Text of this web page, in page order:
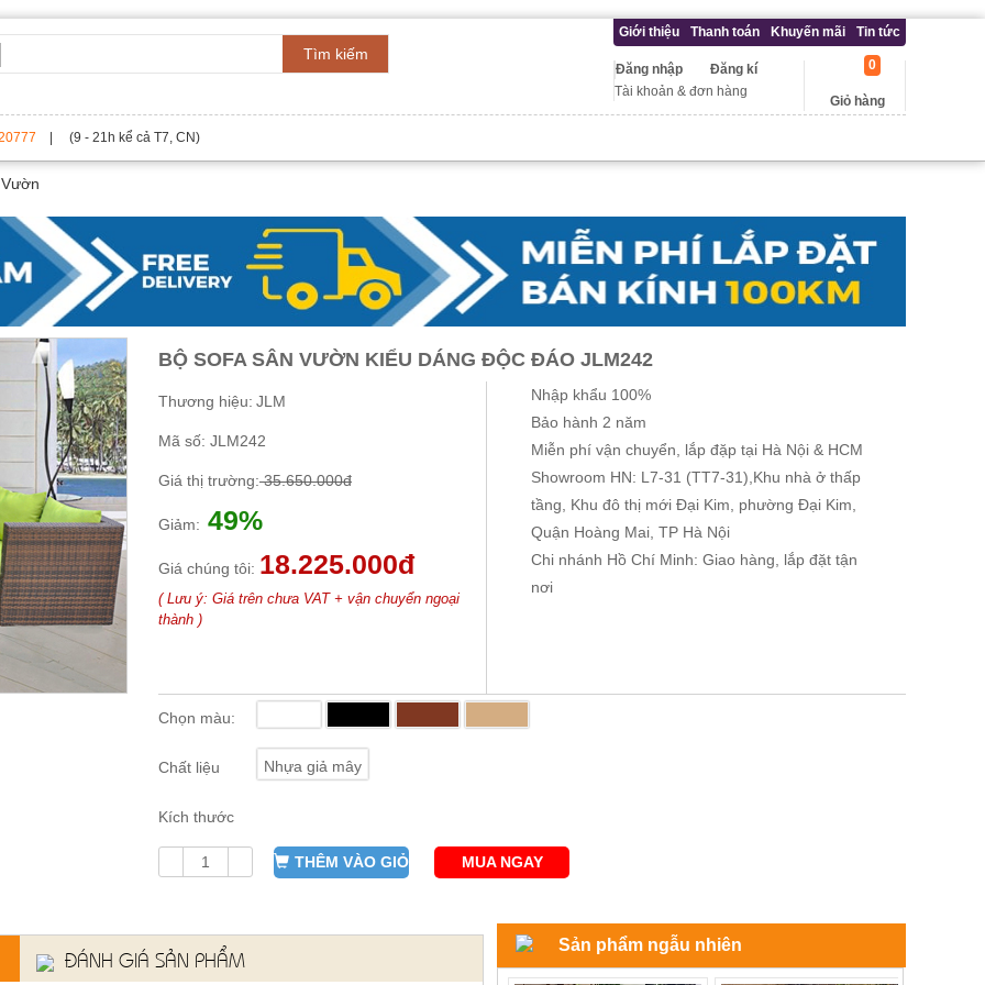
Tìm kiếm
Giới thiệu Thanh toán Khuyến mãi Tin tức
Đăng kí
Đăng nhập
Tài khoản & đơn hàng
Giỏ hàng
0
| (9 - 21h kể cả T7, CN)
BỘ SOFA SÂN VƯỜN KIỂU DÁNG ĐỘC ĐÁO JLM242
Thương hiệu: JLM
Mã số: JLM242
Giá thị trường:35.650.000đ
Giảm: 49%
Giá chúng tôi: 18.225.000đ
( Lưu ý: Giá trên chưa VAT + vận chuyển ngoại
thành )
Nhập khẩu 100%
Bảo hành 2 năm
Miễn phí vận chuyển, lắp đặp tại Hà Nội & HCM
Showroom HN: L7-31 (TT7-31),Khu nhà ở thấp
tầng, Khu đô thị mới Đại Kim, phường Đại Kim,
Quận Hoàng Mai, TP Hà Nội
Chi nhánh Hồ Chí Minh: Giao hàng, lắp đặt tận
nơi
Chọn màu:
Chất liệu Nhựa giả mây
Kích thước
THÊM VÀO GIỎ MUA NGAY
ĐÁNH GIÁ SẢN PHẨM
Sản phẩm ngẫu nhiên